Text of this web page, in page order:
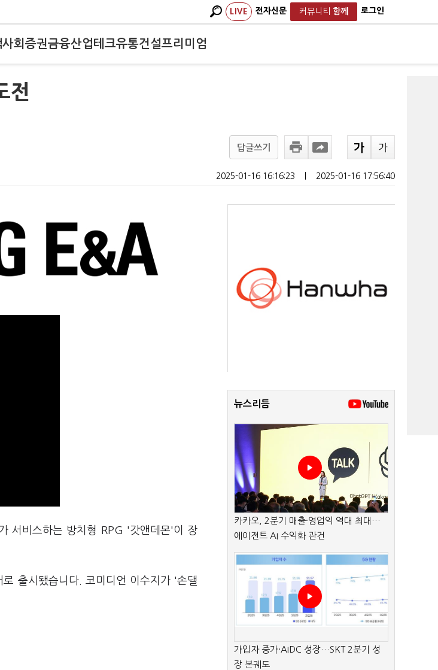
LIVE 전자신문 커뮤니티 함께 로그인
사회 증권금융산업테크유통건설프리미엄
전
답글쓰기
2025-01-16 16:16:23 2025-01-16 17:56:40
서비스하는 방치형 RPG '갓앤데몬'이 장
출시됐습니다. 코미디언 이수지가 '손댈
뉴스리듬
카카오, 2분기 매출·영업익 역대 최대…
에이전트 AI 수익화 관건
가입자 증가·AIDC 성장…SKT 2분기 성
장 본궤도